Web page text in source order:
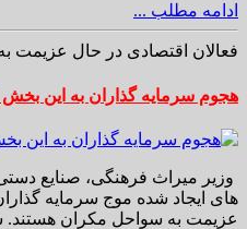
ادامه مطلب ...
فعالان اقتصادی در حال عزیمت
هجوم سرمایه گذاران به این بخش
وزیر میراث فرهنگی، صنایع
های ایجاد شده موج سرمایه
عزیمت به سواحل مکران هستند.